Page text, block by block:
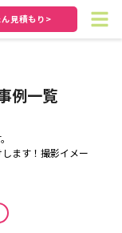
見積もり>
例一覧
ます！ 撮影イメー